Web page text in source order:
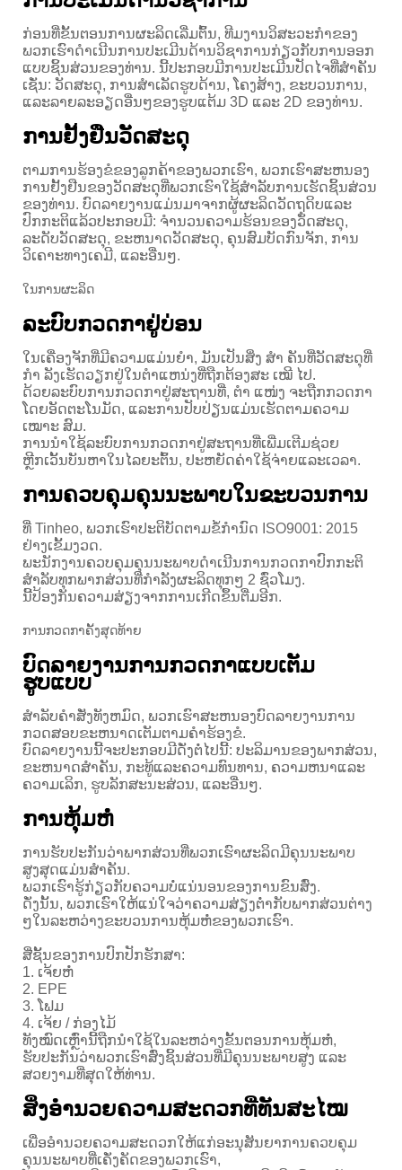
ກ່ອນທີ່ຂັ້ນຕອນການຜະລິດເລີ່ມຕົ້ນ, ທີມງານວິສະວະກໍາຂອງ
ພວກເຮົາດໍາເນີນການປະເມີນດ້ານວິຊາການກ່ຽວກັບການອອກ
ແບບຊິ້ນສ່ວນຂອງທ່ານ. ນີ້ປະກອບມີການປະເມີນປັດໄຈທີ່ສໍາຄັນ
ເຊັ່ນ: ວັດສະດຸ, ການສໍາເລັດຮູບດ້ານ, ໂຄງສ້າງ, ຂະບວນການ,
ແລະລາຍລະອຽດອື່ນໆຂອງຮູບແຕ້ມ 3D ແລະ 2D ຂອງທ່ານ.
ການຢັ້ງຢືນວັດສະດຸ
ຕາມການຮ້ອງຂໍຂອງລູກຄ້າຂອງພວກເຮົາ, ພວກເຮົາສະຫນອງ
ການຢັ້ງຢືນຂອງວັດສະດຸທີ່ພວກເຮົາໃຊ້ສໍາລັບການເຮັດຊິ້ນສ່ວນ
ຂອງທ່ານ. ບົດລາຍງານແມ່ນມາຈາກຜູ້ຜະລິດວັດຖຸດິບແລະ
ປົກກະຕິແລ້ວປະກອບມີ: ຈໍານວນຄວາມຮ້ອນຂອງວັດສະດຸ,
ລະດັບວັດສະດຸ, ຂະຫນາດວັດສະດຸ, ຄຸນສົມບັດກົນຈັກ, ການ
ວິເຄາະທາງເຄມີ, ແລະອື່ນໆ.
ໃນການຜະລິດ
ລະບົບກວດກາຢູ່ບ່ອນ
ໃນເຄື່ອງຈັກທີ່ມີຄວາມແມ່ນຍໍາ, ມັນເປັນສິ່ງ ສຳ ຄັນທີ່ວັດສະດຸທີ່
ກຳ ລັງເຮັດວຽກຢູ່ໃນຕໍາແຫນ່ງທີ່ຖືກຕ້ອງສະ ເໝີ ໄປ.
ດ້ວຍລະບົບການກວດກາຢູ່ສະຖານທີ່, ຕຳ ແໜ່ງ ຈະຖືກກວດກາ
ໂດຍອັດຕະໂນມັດ, ແລະການປັບປ່ຽນແມ່ນເຮັດຕາມຄວາມ
ເໝາະ ສົມ.
ການນໍາໃຊ້ລະບົບການກວດກາຢູ່ສະຖານທີ່ເພີ່ມເຕີມຊ່ວຍ
ຫຼີກເວັ້ນບັນຫາໃນໄລຍະຕົ້ນ, ປະຫຍັດຄ່າໃຊ້ຈ່າຍແລະເວລາ.
ການຄວບຄຸມຄຸນນະພາບໃນຂະບວນການ
ທີ່ Tinheo, ພວກເຮົາປະຕິບັດຕາມຂໍ້ກໍານົດ ISO9001: 2015
ຢ່າງເຂັ້ມງວດ.
ພະນັກງານຄວບຄຸມຄຸນນະພາບດໍາເນີນການກວດກາປົກກະຕິ
ສໍາລັບທຸກພາກສ່ວນທີ່ກໍາລັງຜະລິດທຸກໆ 2 ຊົ່ວໂມງ.
ນີ້ປ້ອງກັນຄວາມສ່ຽງຈາກການເກີດຂຶ້ນຕື່ມອີກ.
ການກວດກາຄັ້ງສຸດທ້າຍ
ບົດລາຍງານການກວດກາແບບເຕັມ
ຮູບແບບ
ສໍາລັບຄໍາສັ່ງທັງຫມົດ, ພວກເຮົາສະຫນອງບົດລາຍງານການ
ກວດສອບຂະຫນາດເຕັມຕາມຄໍາຮ້ອງຂໍ.
ບົດ​ລາຍ​ງານ​ນີ້​ຈະ​ປະ​ກອບ​ມີ​ດັ່ງ​ຕໍ່​ໄປ​ນີ້​: ປະ​ລິ​ມານ​ຂອງ​ພາກ​ສ່ວນ​,
ຂະ​ຫນາດ​ສໍາ​ຄັນ​, ກະ​ທູ້​ແລະ​ຄວາມ​ທົນ​ທານ​, ຄວາມ​ຫນາ​ແລະ​
ຄວາມ​ເລິກ​, ຮູບ​ລັກ​ສະ​ນະ​ສ່ວນ​, ແລະ​ອື່ນໆ​.
ການຫຸ້ມຫໍ່
ການຮັບປະກັນວ່າພາກສ່ວນທີ່ພວກເຮົາຜະລິດມີຄຸນນະພາບ
ສູງສຸດແມ່ນສໍາຄັນ.
ພວກເຮົາຮູ້ກ່ຽວກັບຄວາມບໍ່ແນ່ນອນຂອງການຂົນສົ່ງ.
ດັ່ງນັ້ນ, ພວກເຮົາໃຫ້ແນ່ໃຈວ່າຄວາມສ່ຽງຕ່ໍາກັບພາກສ່ວນຕ່າງ
ໆໃນລະຫວ່າງຂະບວນການຫຸ້ມຫໍ່ຂອງພວກເຮົາ.
ສີ່​ຊັ້ນ​ຂອງ​ການ​ປົກ​ປັກ​ຮັກ​ສາ​:
1. ເຈ້ຍຫໍ່
2. EPE
3. ໂຟມ
4. ເຈ້ຍ / ກ່ອງໄມ້
ທັງໝົດເຫຼົ່ານີ້ຖືກນຳໃຊ້ໃນລະຫວ່າງຂັ້ນຕອນການຫຸ້ມຫໍ່,
ຮັບປະກັນວ່າພວກເຮົາສົ່ງຊິ້ນສ່ວນທີ່ມີຄຸນນະພາບສູງ ແລະ
ສວຍງາມທີ່ສຸດໃຫ້ທ່ານ.
ສິ່ງອໍານວຍຄວາມສະດວກທີ່ທັນສະໄໝ
ເພື່ອອໍານວຍຄວາມສະດວກໃຫ້ແກ່ອະນຸສັນຍາການຄວບຄຸມ
ຄຸນນະພາບທີ່ເຄັ່ງຄັດຂອງພວກເຮົາ,